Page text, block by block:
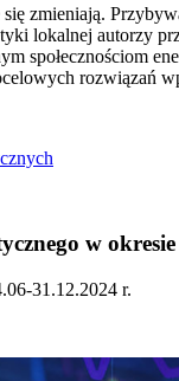
zmieniają.
lokalnej autorzy
społecznościom
rozwiązań
w
31.12.2024 r.